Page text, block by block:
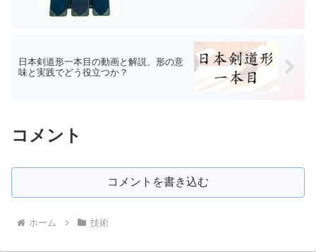
日本剣道形一本目の動画と解説、形の意
味と実践でどう役立つか？
コメント
コメントを書き込む
ホーム 技術